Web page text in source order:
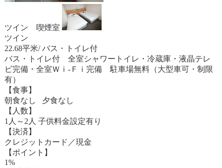
ツイン 喫煙室
ツイン
22.68平米/ バス・トイレ付
バス・トイレ付 全室シャワートイレ・冷蔵庫・液晶テレ
ビ完備・全室Ｗｉ-Ｆｉ完備 駐車場無料（大型車可・制限
有）
【食事】
朝食なし 夕食なし
【人数】
1人～2人 子供料金設定有り
【決済】
クレジットカード／現金
【ポイント】
1%